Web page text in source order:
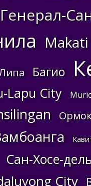
Генерал-
Багио
Lapu City
Сан-Хосе-
City